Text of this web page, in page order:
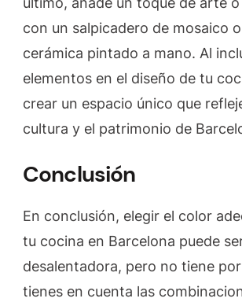
con un salpicadero de mosaico
cerámica pintado a mano. Al
elementos en el diseño de tu
crear un espacio único que
cultura y el patrimonio de
Conclusión
En conclusión, elegir el color
tu cocina en Barcelona puede
desalentadora, pero no tiene
tienes en cuenta las